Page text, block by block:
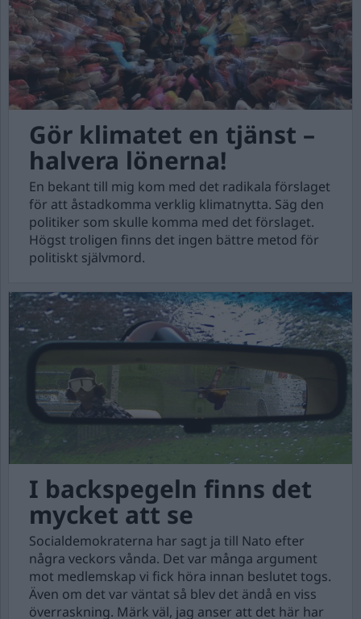
Gör klimatet en tjänst –
halvera lönerna!
En bekant till mig kom med det radikala förslaget
för att åstadkomma verklig klimatnytta. Säg den
politiker som skulle komma med det förslaget.
Högst troligen finns det ingen bättre metod för
politiskt självmord.
I backspegeln finns det
mycket att se
Socialdemokraterna har sagt ja till Nato efter
några veckors vånda. Det var många argument
mot medlemskap vi fick höra innan beslutet togs.
Även om det var väntat så blev det ändå en viss
överraskning. Märk väl, jag anser att det här har